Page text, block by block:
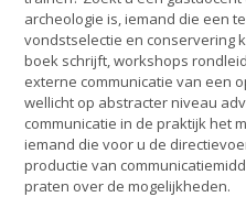
archeologie is, iemand die een
vondstselectie en conservering
boek schrijft, workshops
externe communicatie van een
wellicht op abstracter niveau
communicatie in de praktijk het
iemand die voor u de
productie van
praten over de mogelijkheden.